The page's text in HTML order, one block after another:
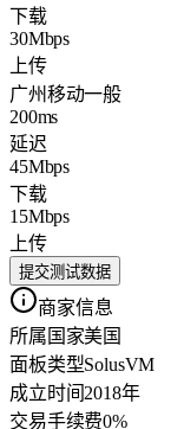
下载
30Mbps
上传
广州移动一般
200ms
延迟
45Mbps
下载
15Mbps
上传
提交测试数据
商家信息
所属国家美国
面板类型SolusVM
成立时间2018年
交易手续费0%